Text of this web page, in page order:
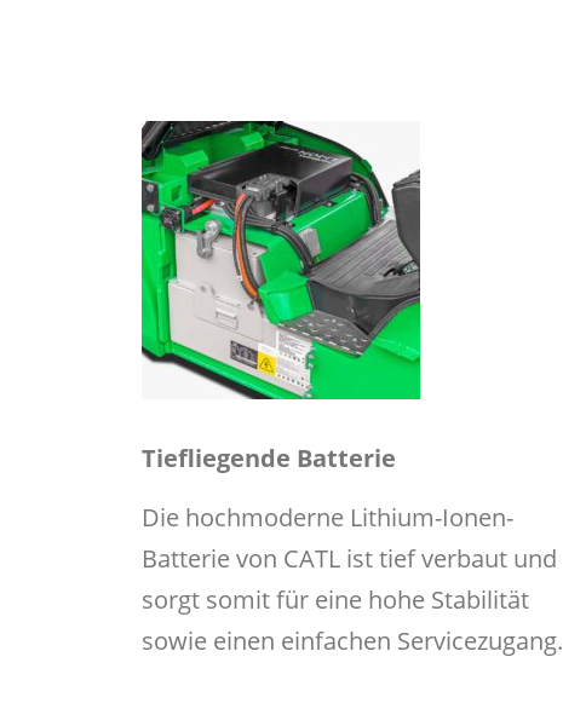
Tiefliegende Batterie
Die hochmoderne Lithium-Ionen-
Batterie von CATL ist tief verbaut und
sorgt somit für eine hohe Stabilität
sowie einen einfachen Servicezugang.